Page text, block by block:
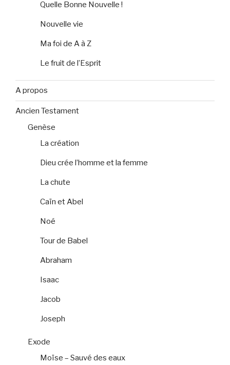
Quelle Bonne Nouvelle !
Nouvelle vie
Ma foi de A à Z
Le fruit de l’Esprit
A propos
Ancien Testament
Genèse
La création
Dieu crée l’homme et la femme
La chute
Caïn et Abel
Noé
Tour de Babel
Abraham
Isaac
Jacob
Joseph
Exode
Moïse – Sauvé des eaux